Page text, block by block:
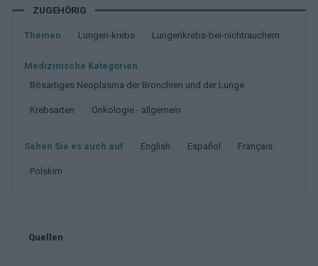
ZUGEHÖRIG
Themen Lungen-krebs Lungenkrebs-bei-nichtrauchern
Medizinische Kategorien
Bösartiges Neoplasma der Bronchien und der Lunge
Krebsarten Onkologie - allgemein
Sehen Sie es auch auf english español français
polskim
Quellen